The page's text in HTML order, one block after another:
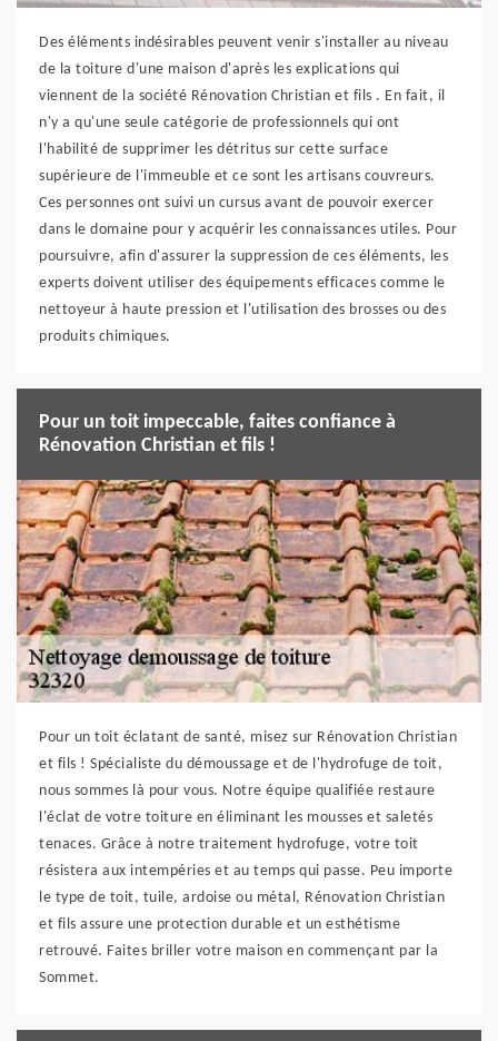
Des éléments indésirables peuvent venir s'installer au niveau
de la toiture d'une maison d'après les explications qui
viennent de la société Rénovation Christian et fils . En fait, il
n'y a qu'une seule catégorie de professionnels qui ont
l'habilité de supprimer les détritus sur cette surface
supérieure de l'immeuble et ce sont les artisans couvreurs.
Ces personnes ont suivi un cursus avant de pouvoir exercer
dans le domaine pour y acquérir les connaissances utiles. Pour
poursuivre, afin d'assurer la suppression de ces éléments, les
experts doivent utiliser des équipements efficaces comme le
nettoyeur à haute pression et l'utilisation des brosses ou des
produits chimiques.
Pour un toit impeccable, faites confiance à
Rénovation Christian et fils !
Pour un toit éclatant de santé, misez sur Rénovation Christian
et fils ! Spécialiste du démoussage et de l'hydrofuge de toit,
nous sommes là pour vous. Notre équipe qualifiée restaure
l'éclat de votre toiture en éliminant les mousses et saletés
tenaces. Grâce à notre traitement hydrofuge, votre toit
résistera aux intempéries et au temps qui passe. Peu importe
le type de toit, tuile, ardoise ou métal, Rénovation Christian
et fils assure une protection durable et un esthétisme
retrouvé. Faites briller votre maison en commençant par la
Sommet.